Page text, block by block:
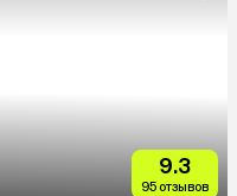
9.3
95 отзывов